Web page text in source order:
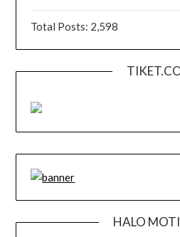
Total Posts: 2,598
HALO